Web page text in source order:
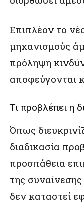
Επιπλέον το
μηχανισμούς
πρόληψη
αποφεύγονται
Τι προβλέπει η
Όπως
διαδικασία
προσπάθεια
της
δεν καταστεί